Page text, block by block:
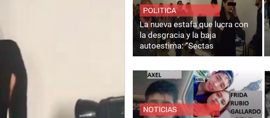
POLITICA
La nueva estafa que lucra con
la desgracia y la baja
autoestima: “Sectas
Coaching”
NOTICIAS